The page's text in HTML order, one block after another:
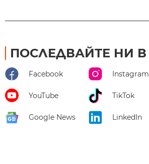
ПОСЛЕДВАЙТЕ НИ В
Facebook Instagram
YouTube TikTok
Google News LinkedIn